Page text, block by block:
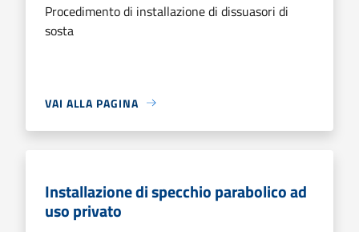
Procedimento di installazione di dissuasori di
sosta
VAI ALLA PAGINA
Installazione di specchio parabolico ad
uso privato